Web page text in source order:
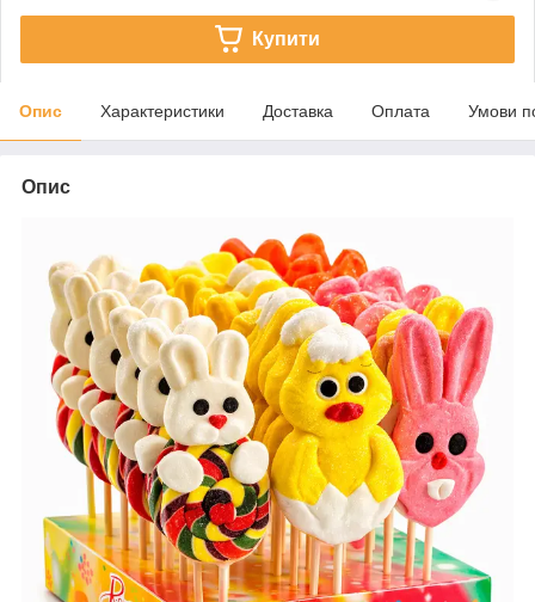
Купити
Опис Характеристики Доставка Оплата Умови
Опис